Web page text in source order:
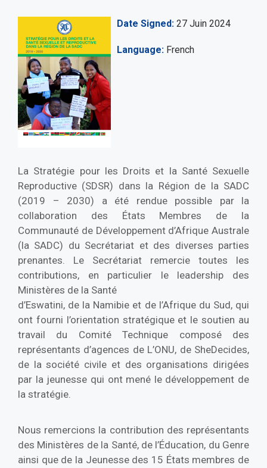
Date Signed 27 Juin 2024
Language French
La Stratégie pour les Droits et la Santé Sexuelle
Reproductive (SDSR) dans la Région de la SADC
(2019 – 2030) a été rendue possible par la
collaboration des États Membres de la
Communauté de Développement d’Afrique Australe
(la SADC) du Secrétariat et des diverses parties
prenantes. Le Secrétariat remercie toutes les
contributions, en particulier le leadership des
Ministères de la Santé
d’Eswatini, de la Namibie et de l’Afrique du Sud, qui
ont fourni l’orientation stratégique et le soutien au
travail du Comité Technique composé des
représentants d’agences de L’ONU, de SheDecides,
de la société civile et des organisations dirigées
par la jeunesse qui ont mené le développement de
la stratégie.
Nous remercions la contribution des représentants
des Ministères de la Santé, de l’Éducation, du Genre
ainsi que de la Jeunesse des 15 États membres de